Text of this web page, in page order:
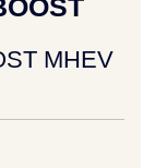
MHEV